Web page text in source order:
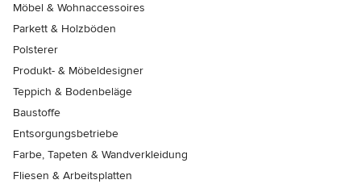
Möbel & Wohnaccessoires
Parkett & Holzböden
Polsterer
Produkt- & Möbeldesigner
Teppich & Bodenbeläge
Baustoffe
Entsorgungsbetriebe
Farbe, Tapeten & Wandverkleidung
Fliesen & Arbeitsplatten